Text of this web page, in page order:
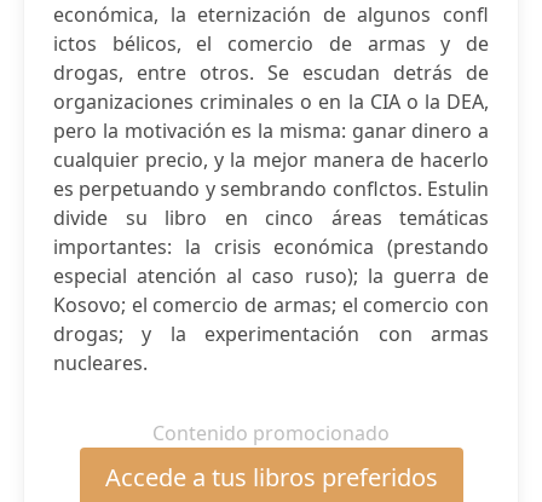
económica, la eternización de algunos confl
ictos bélicos, el comercio de armas y de
drogas, entre otros. Se escudan detrás de
organizaciones criminales o en la CIA o la DEA,
pero la motivación es la misma: ganar dinero a
cualquier precio, y la mejor manera de hacerlo
es perpetuando y sembrando conflctos. Estulin
divide su libro en cinco áreas temáticas
importantes: la crisis económica (prestando
especial atención al caso ruso); la guerra de
Kosovo; el comercio de armas; el comercio con
drogas; y la experimentación con armas
nucleares.
Contenido promocionado
Accede a tus libros preferidos